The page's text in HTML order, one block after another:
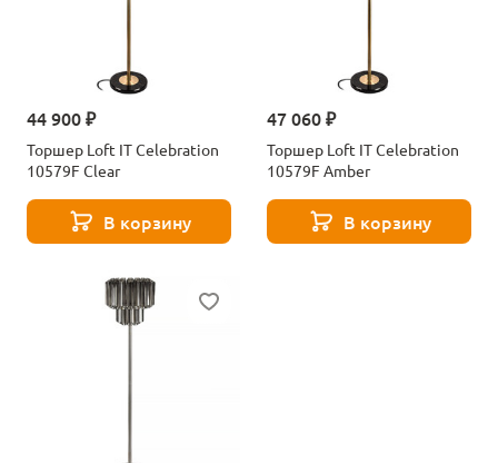
44 900 ₽
Торшер Loft IT Celebration
10579F Clear
В корзину
47 060 ₽
Торшер Loft IT Celebration
10579F Amber
В корзину